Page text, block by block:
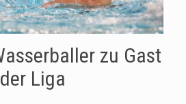
zu Gast
Liga